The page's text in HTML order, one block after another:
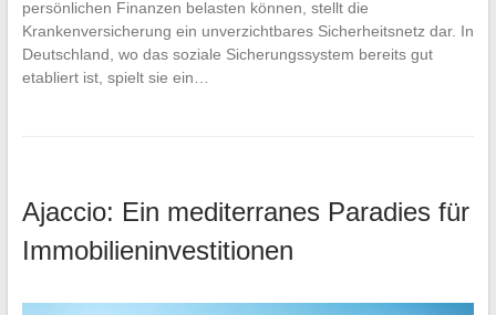
persönlichen Finanzen belasten können, stellt die
Krankenversicherung ein unverzichtbares Sicherheitsnetz dar. In
Deutschland, wo das soziale Sicherungssystem bereits gut
etabliert ist, spielt sie ein…
Ajaccio: Ein mediterranes Paradies für
Immobilieninvestitionen